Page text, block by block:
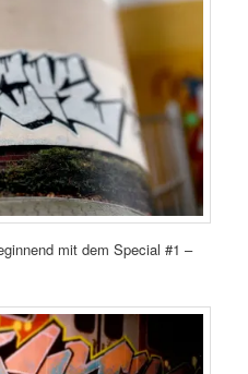
mit dem Special #1 –